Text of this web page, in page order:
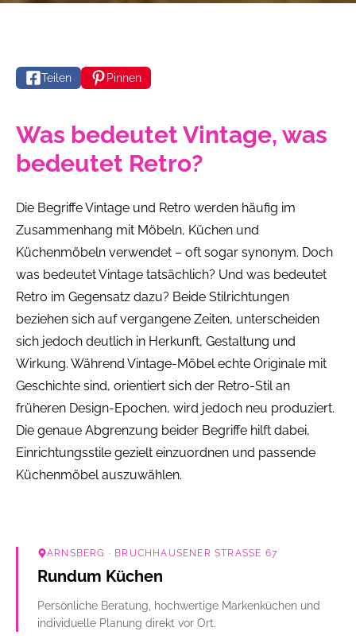
Teilen Pinnen
Was bedeutet Vintage, was
bedeutet Retro?
Die Begriffe Vintage und Retro werden häufig im
Zusammenhang mit Möbeln, Küchen und
Küchenmöbeln verwendet – oft sogar synonym. Doch
was bedeutet Vintage tatsächlich? Und was bedeutet
Retro im Gegensatz dazu? Beide Stilrichtungen
beziehen sich auf vergangene Zeiten, unterscheiden
sich jedoch deutlich in Herkunft, Gestaltung und
Wirkung. Während Vintage-Möbel echte Originale mit
Geschichte sind, orientiert sich der Retro-Stil an
früheren Design-Epochen, wird jedoch neu produziert.
Die genaue Abgrenzung beider Begriffe hilft dabei,
Einrichtungsstile gezielt einzuordnen und passende
Küchenmöbel auszuwählen.
ARNSBERG · BRUCHHAUSENER STRASSE 67
Rundum Küchen
Persönliche Beratung, hochwertige Markenküchen und
individuelle Planung direkt vor Ort.